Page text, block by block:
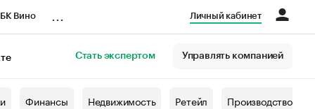
Вино Личный кабинет
Стать экспертом Управлять компанией
Финансы Недвижимость Ретейл Производство